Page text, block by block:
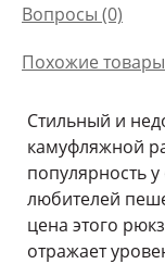
Вопросы (0)
Похожие товары
Стильный и
камуфляжной
популярность
любителей
цена этого
отражает